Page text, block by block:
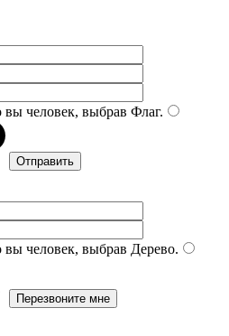
человек, выбрав Флаг.
человек, выбрав Дерево.